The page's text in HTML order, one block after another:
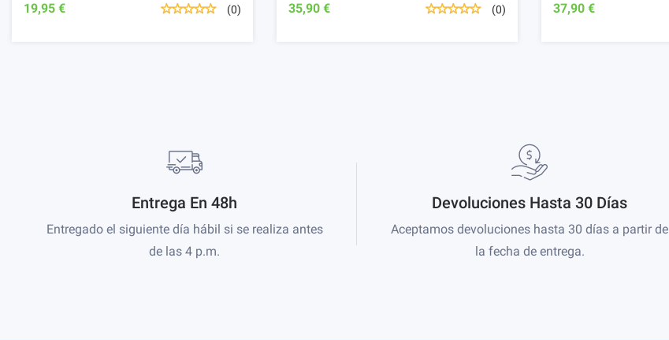
19,95 €
(0) 35,90 € (0) 37,90 €
Entrega En 48h
Entregado el siguiente día hábil si se realiza antes
de las 4 p.m.
Devoluciones Hasta 30 Días
Aceptamos devoluciones hasta 30 días a partir de
la fecha de entrega.